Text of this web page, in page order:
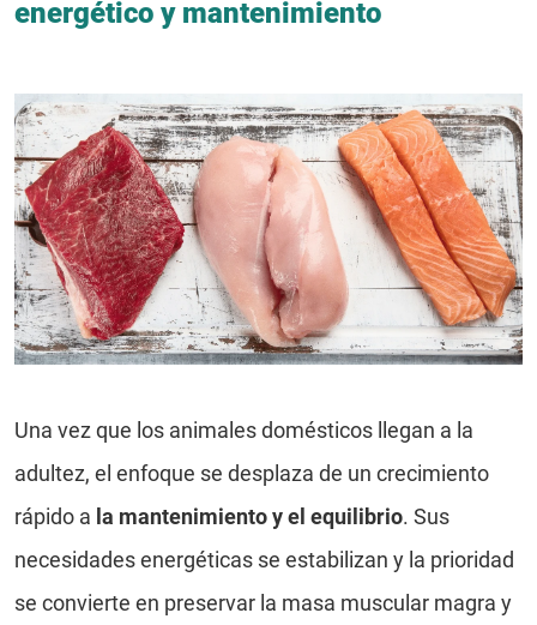
energético y mantenimiento
Una vez que los animales domésticos llegan a la
adultez, el enfoque se desplaza de un crecimiento
rápido a la mantenimiento y el equilibrio. Sus
necesidades energéticas se estabilizan y la prioridad
se convierte en preservar la masa muscular magra y